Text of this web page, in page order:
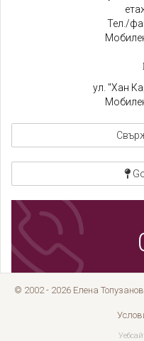
Тел./
ул. "Хан
© 2002 - 2026 Елена